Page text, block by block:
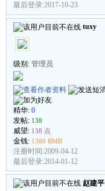
最后登录:2017-10-23
tuxy
级别: 管理员
精华: 0
发帖: 138
威望: 138 点
金钱: 1380 RMB
注册时间:2009-04-12
最后登录:2014-01-12
赵建平